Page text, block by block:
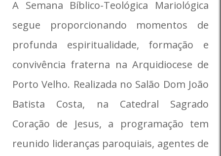
A Semana Bíblico-Teológica Mariológica
segue proporcionando momentos de
profunda espiritualidade, formação e
convivência fraterna na Arquidiocese de
Porto Velho. Realizada no Salão Dom João
Batista Costa, na Catedral Sagrado
Coração de Jesus, a programação tem
reunido lideranças paroquiais, agentes de